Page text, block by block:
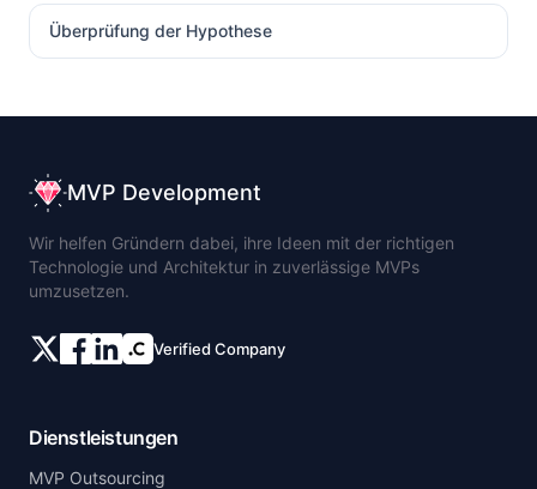
Überprüfung der Hypothese
MVP Development
Wir helfen Gründern dabei, ihre Ideen mit der richtigen
Technologie und Architektur in zuverlässige MVPs
umzusetzen.
Verified Company
Dienstleistungen
MVP Outsourcing